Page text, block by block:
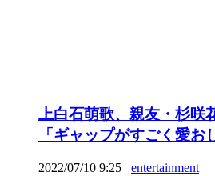
上白石萌歌、親友・杉咲
「ギャップがすごく愛お
2022/07/10 9:25 entertainment